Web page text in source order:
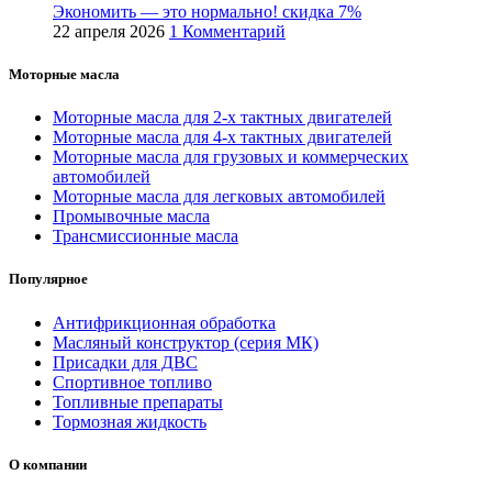
Экономить — это нормально! скидка 7%
22 апреля 2026 1 Комментарий
Моторные масла
Моторные масла для 2-х тактных двигателей
Моторные масла для 4-х тактных двигателей
Моторные масла для грузовых и коммерческих
автомобилей
Моторные масла для легковых автомобилей
Промывочные масла
Трансмиссионные масла
Популярное
Антифрикционная обработка
Масляный конструктор (серия МК)
Присадки для ДВС
Спортивное топливо
Топливные препараты
Тормозная жидкость
О компании